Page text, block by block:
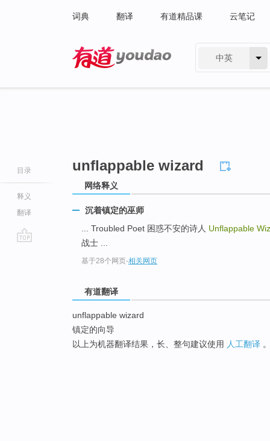
词典 翻译 有道精品课 云笔记
中英
目录
释义
翻译
unflappable wizard
网络释义
沉着镇定的巫师
... Troubled Poet 困惑不安的诗人 Unflappable
战士 ...
基于28个网页-相关网页
有道翻译
unflappable wizard
镇定的向导
以上为机器翻译结果，长、整句建议使用 人工翻译